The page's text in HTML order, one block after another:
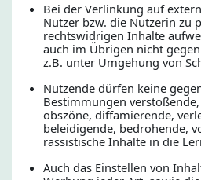
Bei der Verlinkung auf
Nutzer bzw. die Nutzerin zu
rechtswidrigen Inhalte
auch im Übrigen nicht
z.B. unter Umgehung von
Nutzende dürfen keine
Bestimmungen
obszöne, diffamierende,
beleidigende, bedrohende,
rassistische Inhalte in die
Auch das Einstellen von